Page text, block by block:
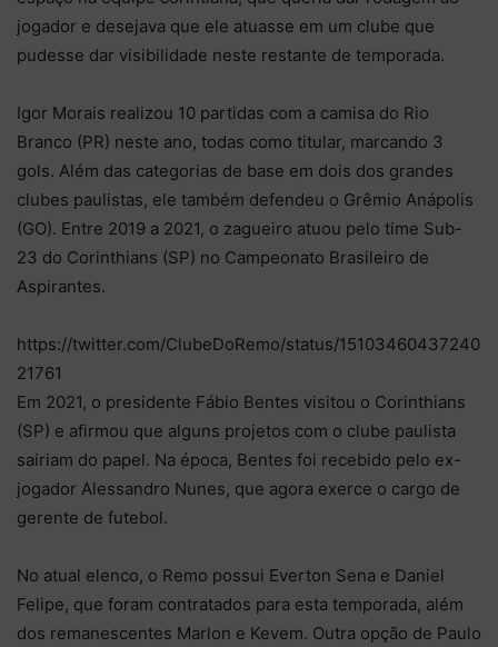
jogador e desejava que ele atuasse em um clube que
pudesse dar visibilidade neste restante de temporada.
Igor Morais realizou 10 partidas com a camisa do Rio
Branco (PR) neste ano, todas como titular, marcando 3
gols. Além das categorias de base em dois dos grandes
clubes paulistas, ele também defendeu o Grêmio Anápolis
(GO). Entre 2019 a 2021, o zagueiro atuou pelo time Sub-
23 do Corinthians (SP) no Campeonato Brasileiro de
Aspirantes.
https://twitter.com/ClubeDoRemo/status/15103460437240
21761
Em 2021, o presidente Fábio Bentes visitou o Corinthians
(SP) e afirmou que alguns projetos com o clube paulista
sairiam do papel. Na época, Bentes foi recebido pelo ex-
jogador Alessandro Nunes, que agora exerce o cargo de
gerente de futebol.
No atual elenco, o Remo possui Everton Sena e Daniel
Felipe, que foram contratados para esta temporada, além
dos remanescentes Marlon e Kevem. Outra opção de Paulo